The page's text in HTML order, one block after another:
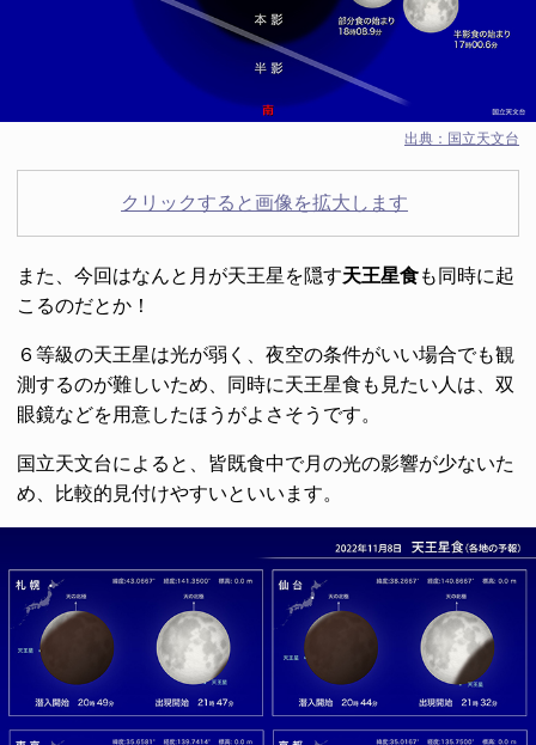
出典： 国立天文台
クリックすると画像を拡大します
また、今回はなんと月が天王星を隠す天王星食も同時に起
こるのだとか！
６等級の天王星は光が弱く、夜空の条件がいい場合でも観
測するのが難しいため、同時に天王星食も見たい人は、双
眼鏡などを用意したほうがよさそうです。
国立天文台によると、皆既食中で月の光の影響が少ないた
め、比較的見付けやすいといいます。